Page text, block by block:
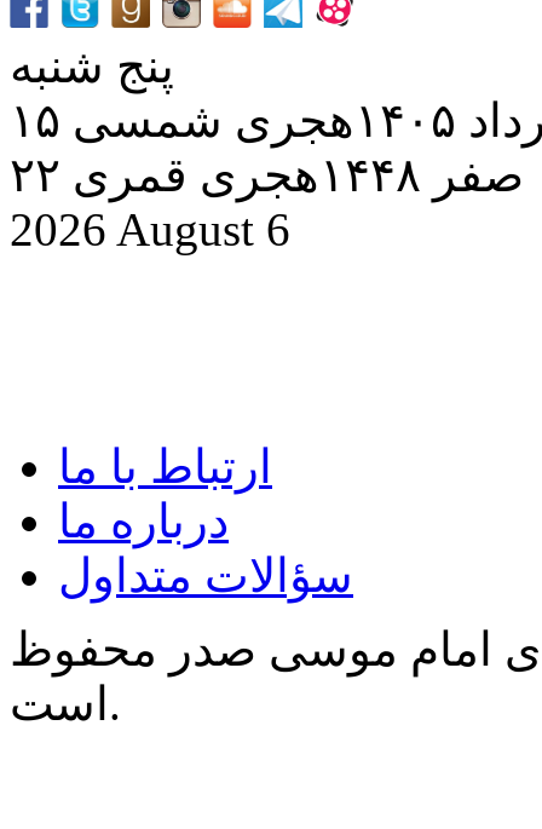
پنج شنبه
شمسی
۲۲ صفر ۱۴۴۸هجری قمری
2026 August 6
ارتباط با ما
درباره ما
سؤالات متداول
امام موسی صدر محفوظ
است.